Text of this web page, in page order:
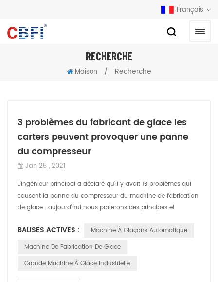
Français
RECHERCHE
Maison / Recherche
3 problèmes du fabricant de glace les
carters peuvent provoquer une panne
du compresseur
Jan 25 , 2021
L'ingénieur principal a déclaré qu'il y avait 13 problèmes qui
causent la panne du compresseur du machine de fabrication
de glace . aujourd'hui nous parlerons des principes et
BALISES ACTIVES :
Machine À Glaçons Automatique
Machine De Fabrication De Glace
Grande Machine À Glace Industrielle